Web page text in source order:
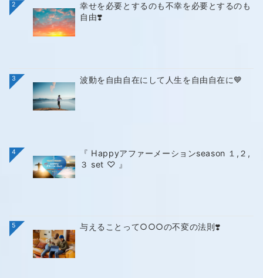
2
幸せを必要とするのも不幸を必要とするのも
自由❣️
3 波動を自由自在にして人生を自由自在に💙
4
『 Happyアファーメーションseason １,２,
３ set ♡ 』
5 与えることって○○○の不変の法則❣️